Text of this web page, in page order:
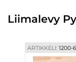
Blogi
Yhteystiedot
Liimalevy
ARTIKKELI:1200-